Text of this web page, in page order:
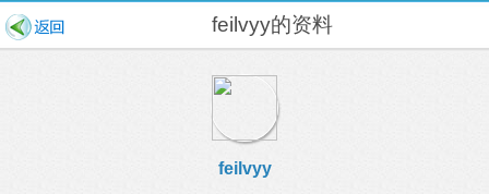
feilvyy的资料
feilvyy